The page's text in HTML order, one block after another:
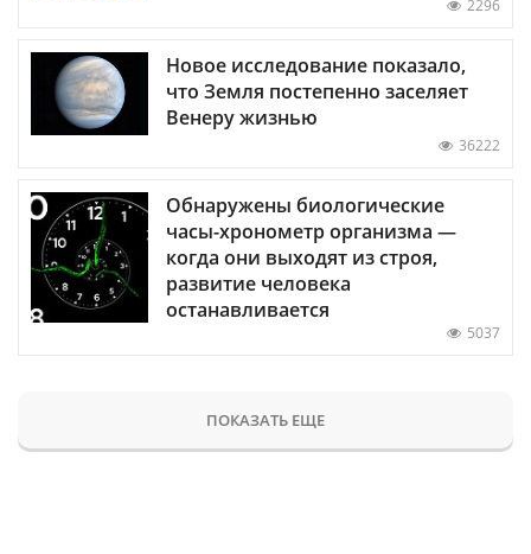
2296
Новое исследование показало,
что Земля постепенно заселяет
Венеру жизнью
36222
Обнаружены биологические
часы-хронометр организма —
когда они выходят из строя,
развитие человека
останавливается
5037
ПОКАЗАТЬ ЕЩЕ